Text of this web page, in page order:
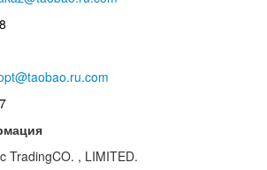
TradingCO. , LIMITED.